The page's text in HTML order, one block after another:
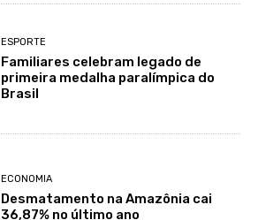
ESPORTE
Familiares celebram legado de
primeira medalha paralímpica do
Brasil
ECONOMIA
Desmatamento na Amazônia cai
36,87% no último ano